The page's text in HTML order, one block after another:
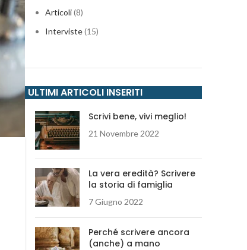
Articoli(8)
Interviste(15)
ULTIMI ARTICOLI INSERITI
Scrivi bene, vivi meglio!
21 Novembre 2022
La vera eredità? Scrivere
la storia di famiglia
7 Giugno 2022
Perché scrivere ancora
(anche) a mano